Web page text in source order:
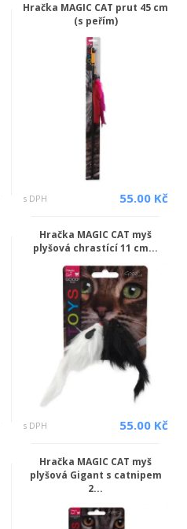
Hračka MAGIC CAT prut 45 cm
(s peřím)
s DPH 55.00 Kč
Hračka MAGIC CAT myš
plyšová chrastící 11 cm...
s DPH 55.00 Kč
Hračka MAGIC CAT myš
plyšová Gigant s catnipem
2...